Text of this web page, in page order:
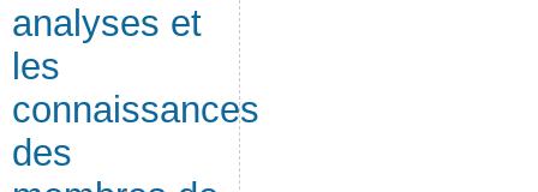
analyses et
les
connaissances
des